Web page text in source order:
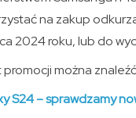
na zakup
2024 roku, lub do
można
S24 – sprawdzamy